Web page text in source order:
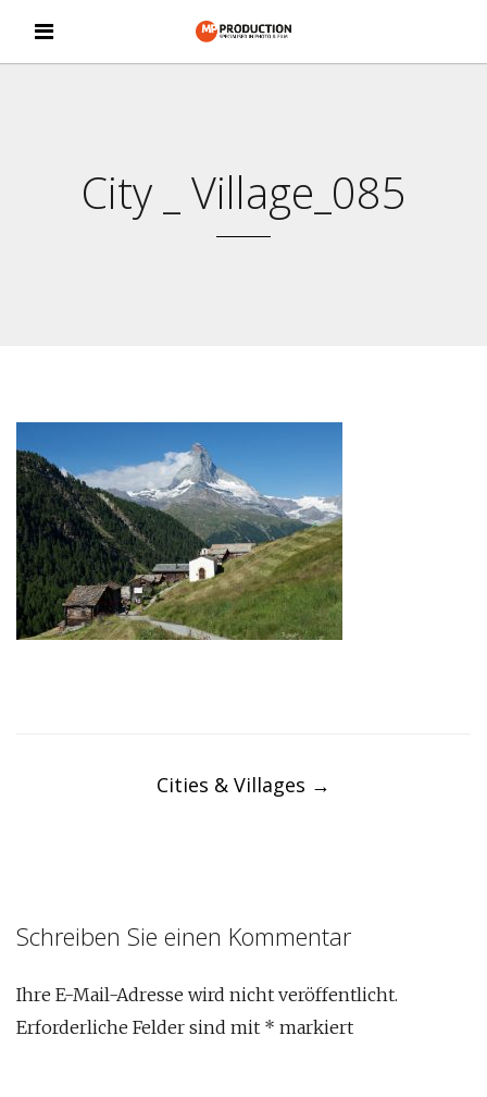
City _ Village_085
Cities & Villages →
Schreiben Sie einen Kommentar
Ihre E-Mail-Adresse wird nicht veröffentlicht.
Erforderliche Felder sind mit * markiert